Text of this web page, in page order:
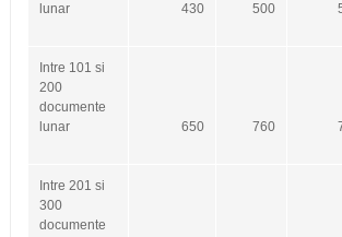
lunar
430 500
Intre 101 si
200
documente
lunar
650 760
Intre 201 si
300
documente